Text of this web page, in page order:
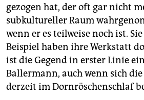
gezogen hat, der oft gar nicht
subkultureller Raum
wenn er es teilweise noch ist.
Beispiel haben ihre Werkstatt
ist die Gegend in erster Linie
Ballermann, auch wenn sich
derzeit im Dornröschenschlaf